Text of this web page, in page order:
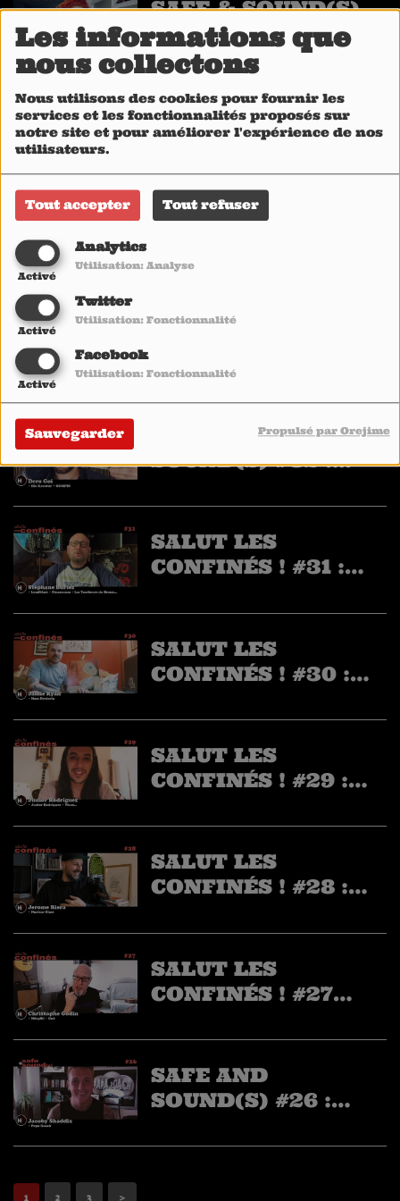
Les informations que
nous collectons
Nous utilisons des cookies pour fournir les
services et les fonctionnalités proposés sur
notre site et pour améliorer l'expérience de nos
utilisateurs.
Tout accepter Tout refuser
Analytics
Activé
Utilisation: Analyse
Twitter
Activé
Utilisation: Fonctionnalité
Facebook
Activé
Utilisation: Fonctionnalité
Sauvegarder Propulsé par Orejime
SAFE & SOUND(S)
#36 : LENA
(INFECTED RAIN)
SAFE AND
SOUND(S) #35 :
(MAKE THEM
SUFFER)
SALUT LES
#34 : CHLOÉ
SAFE AND
GINA GLEASON
(BARONESS)
SAFE AND
SOUND(S) #32 :
(@OOMPH! • DIE
KREATUR)
SALUT LES
CONFINÉS ! #31 :
(LOUDBLAST,
SINSAENUM, LES
TAMBOURS DU
SALUT LES
CONFINÉS ! #30 :
(MASS HYSTERIA)
SALUT LES
CONFINÉS ! #29 :
RODRIGUEZ ​
SALUT LES
CONFINÉS ! #28 :
NUCLEAR BLAST
SALUT LES
CONFINÉS ! #27
GODIN
SAFE AND
SOUND(S) #26 :
(PAPA ROACH)
1 2 3 >